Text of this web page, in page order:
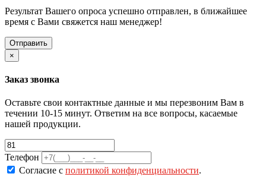
Результат Вашего опроса успешно отправлен, в ближайшее
время с Вами свяжется наш менеджер!
×
Заказ звонка
Оставьте свои контактные данные и мы перезвоним Вам в
течении 10-15 минут. Ответим на все вопросы, касаемые
нашей продукции.
Телефон
Согласие с политикой конфиденциальности.